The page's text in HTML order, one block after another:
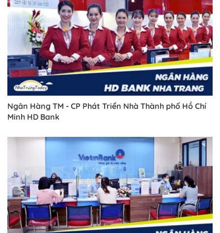
Ngân Hàng TM - CP Phát Triển Nhà Thành phố Hồ Chí
Minh HD Bank